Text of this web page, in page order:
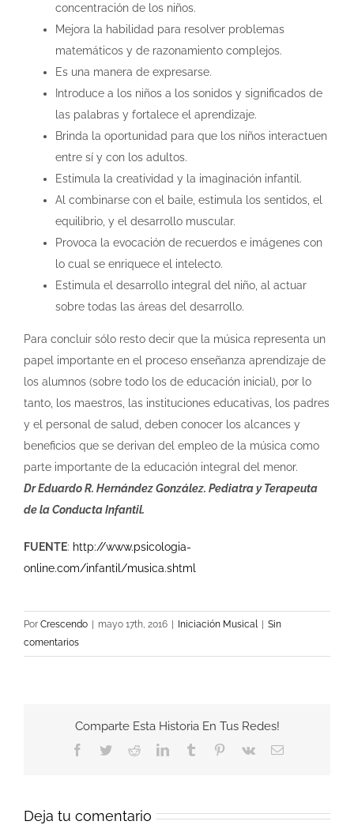
concentración de los niños.
Mejora la habilidad para resolver problemas
matemáticos y de razonamiento complejos.
Es una manera de expresarse.
Introduce a los niños a los sonidos y significados de
las palabras y fortalece el aprendizaje.
Brinda la oportunidad para que los niños interactuen
entre sí y con los adultos.
Estimula la creatividad y la imaginación infantil.
Al combinarse con el baile, estimula los sentidos, el
equilibrio, y el desarrollo muscular.
Provoca la evocación de recuerdos e imágenes con
lo cual se enriquece el intelecto.
Estimula el desarrollo integral del niño, al actuar
sobre todas las áreas del desarrollo.
Para concluir sólo resto decir que la música representa un
papel importante en el proceso enseñanza aprendizaje de
los alumnos (sobre todo los de educación inicial), por lo
tanto, los maestros, las instituciones educativas, los padres
y el personal de salud, deben conocer los alcances y
beneficios que se derivan del empleo de la música como
parte importante de la educación integral del menor.
Dr Eduardo R. Hernández González. Pediatra y Terapeuta
de la Conducta Infantil.
FUENTE: http://www.psicologia-
online.com/infantil/musica.shtml
Por Crescendo | mayo 17th, 2016 | Iniciación Musical | Sin
comentarios
Comparte Esta Historia En Tus Redes!
Facebook
TwitterRedditLinkedInTumblr Pinterest
Vk
Correo
Deja tu comentario